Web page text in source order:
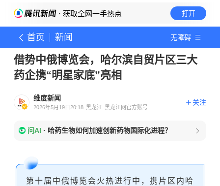
· 获取全网一手热点 打开
首页 新闻 无障碍
借势中俄博览会，哈尔滨自贸片区三大
药企携“明星家底”亮相
维度新闻
2026年5月19日20:18 黑龙江 黑龙江网官方账号
关注
问AI · 哈药生物如何加速创新药物国际化进程？
第十届中俄博览会火热进行中，携片区内哈